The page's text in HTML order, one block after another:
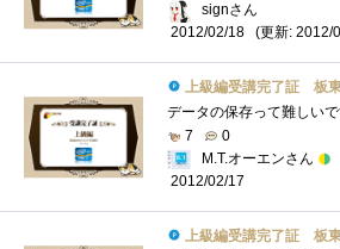
signさん
2012/02/18
(更新: 2012/
上級編受講完了証 板東寛司
7
0
M.T.オーエンさん
2012/02/17
上級編受講完了証 板東寛司